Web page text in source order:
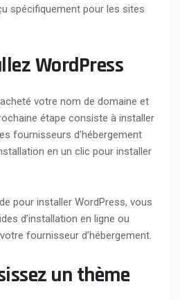
spécifiquement pour les sites
WordPress
votre nom de domaine et
étape consiste à installer
fournisseurs d’hébergement
en un clic pour installer
pour installer WordPress, vous
d’installation en ligne ou
fournisseur d’hébergement.
un thème